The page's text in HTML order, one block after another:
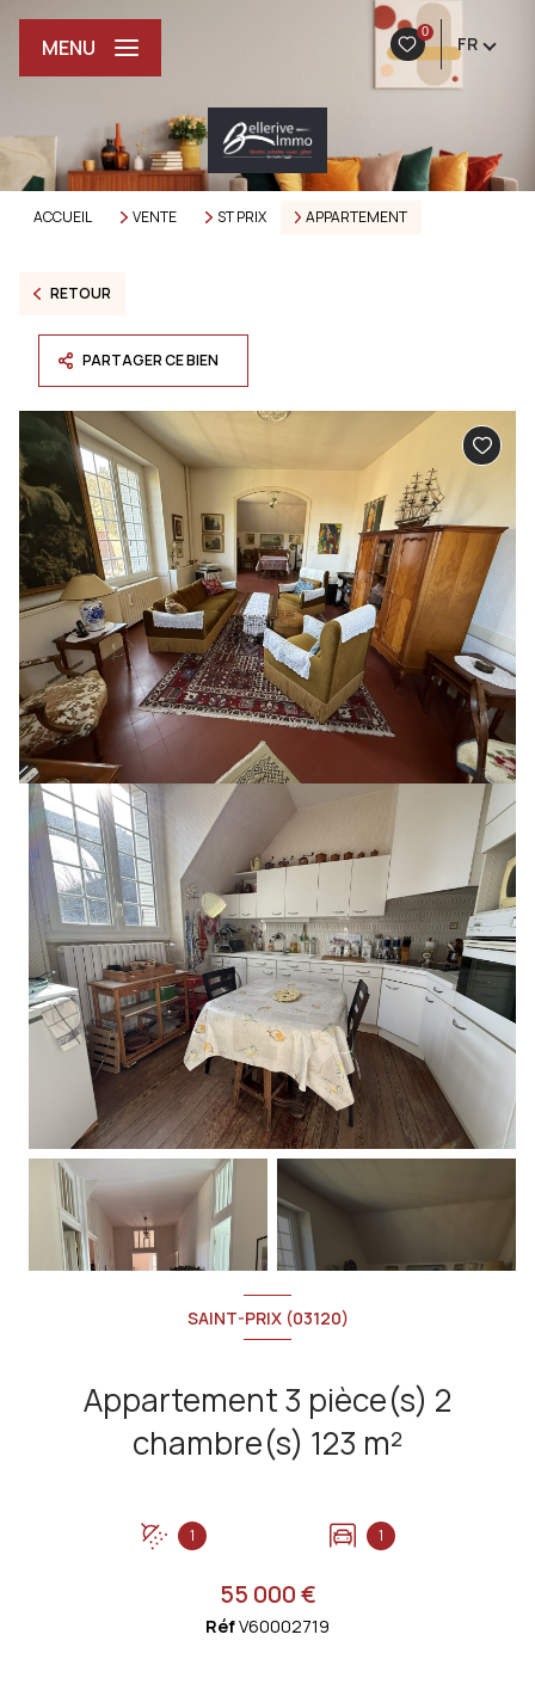
0
FR
MENU
ACCUEIL VENTE ST PRIX APPARTEMENT
RETOUR
PARTAGER CE BIEN
SAINT-PRIX (03120)
Appartement 3 pièce(s) 2
chambre(s) 123 m²
1 1
55 000 €
RéfV60002719